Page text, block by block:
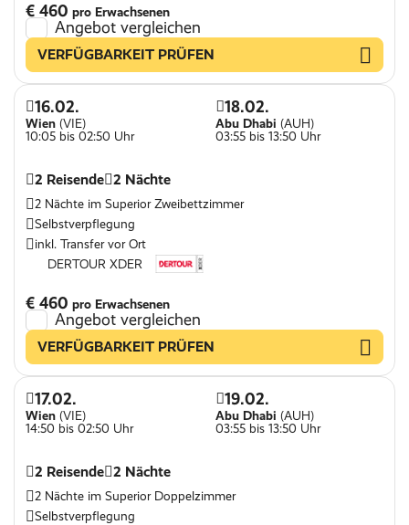
€ 460 pro Erwachsenen
Angebot vergleichen
VERFÜGBARKEIT PRÜFEN
16.02.
Wien (VIE)
10:05 bis 02:50 Uhr
18.02.
Abu Dhabi (AUH)
03:55 bis 13:50 Uhr
2 Reisende 2 Nächte
2 Nächte im Superior Zweibettzimmer
Selbstverpflegung
inkl. Transfer vor Ort
DERTOUR XDER
€ 460 pro Erwachsenen
Angebot vergleichen
VERFÜGBARKEIT PRÜFEN
17.02.
Wien (VIE)
14:50 bis 02:50 Uhr
19.02.
Abu Dhabi (AUH)
03:55 bis 13:50 Uhr
2 Reisende 2 Nächte
2 Nächte im Superior Doppelzimmer
Selbstverpflegung